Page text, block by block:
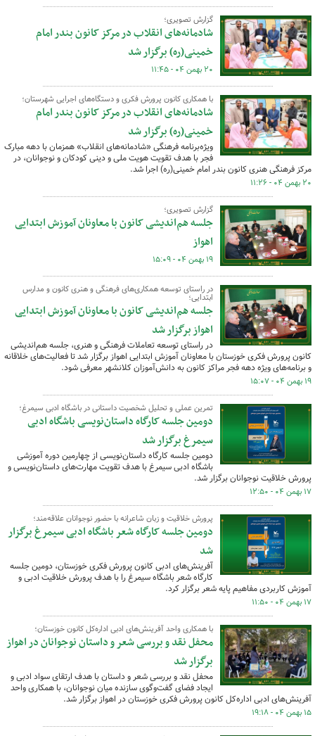
گزارش تصویری؛
شادمانه‌های انقلاب در مرکز کانون بندر امام
خمینی(ره) برگزار شد
۲۰ بهمن ۰۴ - ۱۱:۴۵
با همکاری کانون پرورش فکری و دستگاه‌های اجرایی شهرستان؛
شادمانه‌های انقلاب در مرکز کانون بندر امام
خمینی(ره) برگزار شد
ویژه‌برنامه فرهنگی «شادمانه‌های انقلاب» همزمان با دهه مبارک
فجر با هدف تقویت هویت ملی و دینی کودکان و نوجوانان، در
مرکز فرهنگی هنری کانون بندر امام خمینی(ره) اجرا شد.
۲۰ بهمن ۰۴ - ۱۱:۲۶
گزارش تصویری؛
جلسه هم‌اندیشی کانون با معاونان آموزش ابتدایی
اهواز
۱۹ بهمن ۰۴ - ۱۵:۰۹
در راستای توسعه همکاری‌های فرهنگی و هنری کانون و مدارس
ابتدایی؛
جلسه هم‌اندیشی کانون با معاونان آموزش ابتدایی
اهواز برگزار شد
در راستای توسعه تعاملات فرهنگی و هنری، جلسه هم‌اندیشی
کانون پرورش فکری خوزستان با معاونان آموزش ابتدایی اهواز برگزار شد تا فعالیت‌های خلاقانه
و برنامه‌های ویژه دهه فجر مراکز کانون به دانش‌آموزان کلانشهر معرفی شود.
۱۹ بهمن ۰۴ - ۱۵:۰۷
تمرین عملی و تحلیل شخصیت داستانی در باشگاه ادبی سیمرغ؛
دومین جلسه کارگاه داستان‌نویسی باشگاه ادبی
سیمرغ برگزار شد
دومین جلسه کارگاه داستان‌نویسی از چهارمین دوره آموزشی
باشگاه ادبی سیمرغ با هدف تقویت مهارت‌های داستان‌نویسی و
پرورش خلاقیت نوجوانان برگزار شد.
۱۷ بهمن ۰۴ - ۱۲:۵۰
پرورش خلاقیت و زبان شاعرانه با حضور نوجوانان علاقه‌مند؛
دومین جلسه کارگاه شعر باشگاه ادبی سیمرغ برگزار
شد
آفرینش‌های ادبی کانون پرورش فکری خوزستان، دومین جلسه
کارگاه شعر باشگاه سیمرغ را با هدف پرورش خلاقیت ادبی و
آموزش کاربردی مفاهیم پایه شعر برگزار کرد.
۱۷ بهمن ۰۴ - ۱۱:۵۰
با همکاری واحد آفرینش‌های ادبی اداره‌کل کانون خوزستان؛
محفل نقد و بررسی شعر و داستان نوجوانان در اهواز
برگزار شد
محفل نقد و بررسی شعر و داستان با هدف ارتقای سواد ادبی و
ایجاد فضای گفت‌وگوی سازنده میان نوجوانان، با همکاری واحد
آفرینش‌های ادبی اداره‌کل کانون پرورش فکری خوزستان در اهواز برگزار شد.
۱۵ بهمن ۰۴ - ۱۹:۱۸